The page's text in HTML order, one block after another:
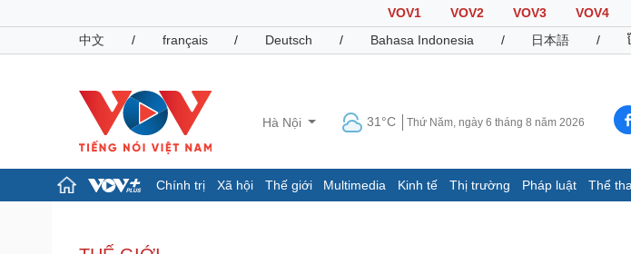
VOV1 VOV2 VOV3 VOV4
中文
/ français / Deutsch / Bahasa Indonesia / 日本語 /
Hà Nội 31°C Thứ Năm, ngày 6 tháng 8 năm 2026
Chính trị Xã hội Thế giới Multimedia Kinh tế Thị trường Pháp luật Thể
Đảng